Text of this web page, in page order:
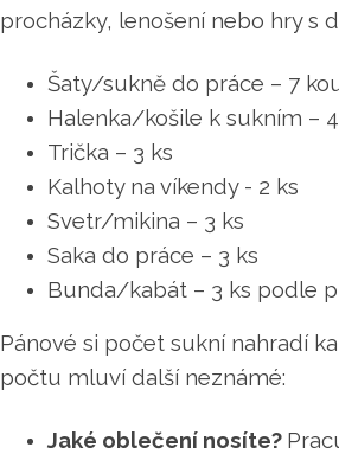
procházky, lenošení nebo hry s
Šaty/sukně do práce – 7
Halenka/košile k sukním –
Trička – 3 ks
Kalhoty na víkendy - 2 ks
Svetr/mikina – 3 ks
Saka do práce – 3 ks
Bunda/kabát – 3 ks podle
Pánové si počet sukní nahradí
počtu mluví další neznámé:
Jaké oblečení nosíte?